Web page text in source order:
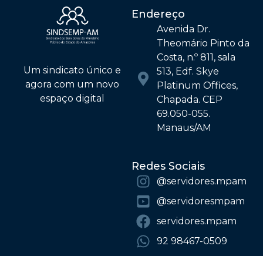
Um sindicato único e
agora com um novo
espaço digital
Endereço
Avenida Dr.
Theomário Pinto da
Costa, n.º 811, sala
513, Edf. Skye
Platinum Offices,
Chapada. CEP
69.050-055.
Manaus/AM
Redes Sociais
@‌servidores.mpam
@‌servidoresmpam
servidores.mpam
92 98467-0509